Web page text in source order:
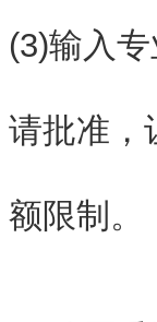
(3)输入
请批准，
额限制。